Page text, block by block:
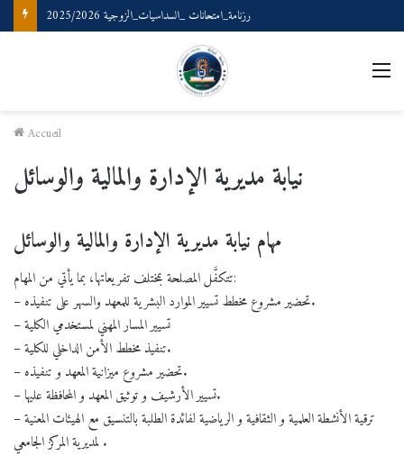
رزنامة_امتحانات _السداسيات_الزوجية 2025/2026
Accueil
نيابة مديرية الإدارة والمالية والوسائل
مهام نيابة مديرية الإدارة والمالية والوسائل
تتكفَّل المصلحة بمختلف تفريعاتها، بما يأتي من المهام:
– تحضير مشروع مخطط تسيير الموارد البشرية للمعهد والسهر على تنفيذه.
– تسيير المسار المهني لمستخدمي الكلية
– تنفيذ مخطط الأمن الداخلي للكلية.
– تحضير مشروع ميزانية المعهد و تنفيذه.
– تسيير الأرشيف و توثيق المعهد و المحافظة عليها.
– ترقية الأنشطة العلمية و الثقافية و الرياضية لفائدة الطلبة بالتنسيق مع الهيئات المعنية
لمديرية المركز الجامعي .